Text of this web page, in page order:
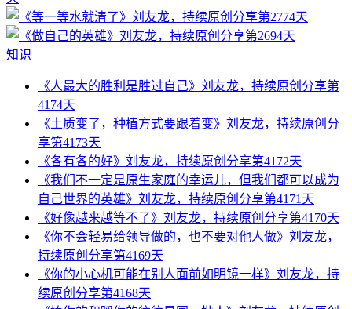
知识
《人最大的胜利是胜过自己》刘友龙，持续原创分享第
4174天
《土质变了，种植方式要跟着变》刘友龙，持续原创分
享第4173天
《各有各的好》刘友龙，持续原创分享第4172天
《我们不一定是原生家庭的幸运儿，但我们都可以成为
自己世界的英雄》刘友龙，持续原创分享第4171天
《好像越来越等不了》刘友龙，持续原创分享第4170天
《你不会轻易给领导做的，也不要对他人做》刘友龙，
持续原创分享第4169天
《你的小心机可能在别人面前如明镜一样》刘友龙，持
续原创分享第4168天